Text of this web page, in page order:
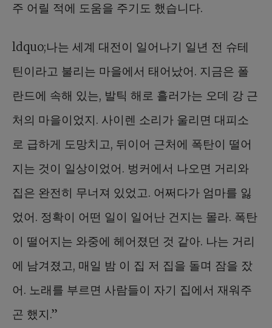
주 어릴 적에 도움을 주기도 했습니다.
ldquo;나는 세계 대전이 일어나기 일년 전 슈테
틴이라고 불리는 마을에서 태어났어. 지금은 폴
란드에 속해 있는, 발틱 해로 흘러가는 오데 강 근
처의 마을이었지. 사이렌 소리가 울리면 대피소
로 급하게 도망치고, 뒤이어 근처에 폭탄이 떨어
지는 것이 일상이었어. 벙커에서 나오면 거리와
집은 완전히 무너져 있었고. 어쩌다가 엄마를 잃
었어. 정확이 어떤 일이 일어난 건지는 몰라. 폭탄
이 떨어지는 와중에 헤어졌던 것 같아. 나는 거리
에 남겨졌고, 매일 밤 이 집 저 집을 돌며 잠을 잤
어. 노래를 부르면 사람들이 자기 집에서 재워주
곤 했지.”